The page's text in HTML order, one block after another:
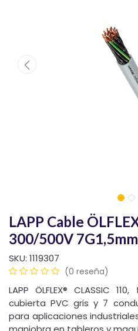
LAPP Cable
300/500V
SKU: 1119307
(0 reseña)
LAPP ÖLFLEX® CLASSIC
cubierta PVC gris y 7
para aplicaciones